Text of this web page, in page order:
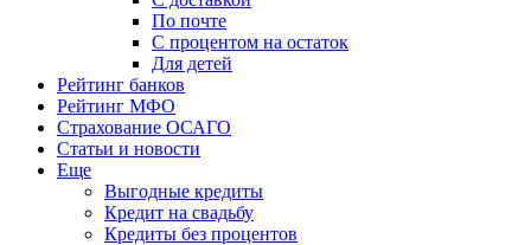
По почте
С процентом на остаток
Для детей
Рейтинг банков
Рейтинг МФО
Страхование ОСАГО
Статьи и новости
Еще
Выгодные кредиты
Кредит на свадьбу
Кредиты без процентов